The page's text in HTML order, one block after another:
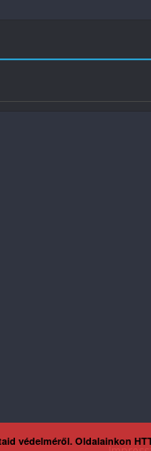
védelméről. Oldalainkon